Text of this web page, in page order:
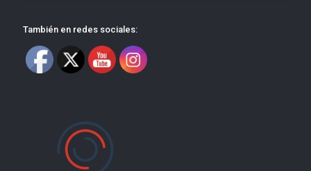
También en redes sociales: